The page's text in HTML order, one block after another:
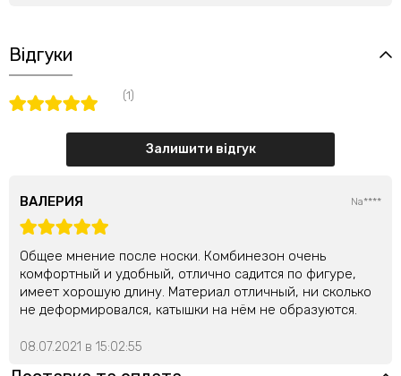
Відгуки
(1)
Залишити відгук
ВАЛЕРИЯ Na****
Общее мнение после носки. Комбинезон очень
комфортный и удобный, отлично садится по фигуре,
имеет хорошую длину. Материал отличный, ни сколько
не деформировался, катышки на нём не образуются.
08.07.2021 в 15:02:55